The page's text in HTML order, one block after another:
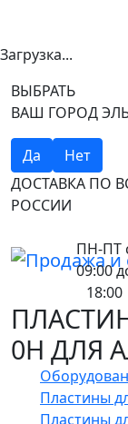
Загрузка...
ВЫБРАТЬ
ВАШ ГОРОД
Да
Нет
ДОСТАВКА ПО
РОССИИ
ПН-ПТ
09:00
18:00
0H ДЛЯ
Пластины
Пластины